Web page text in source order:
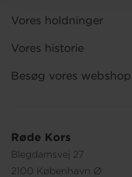
Røde Kors
Blegdamsvej 27
2100 København Ø
Vores holdninger
Vores historie
Besøg vores webshop